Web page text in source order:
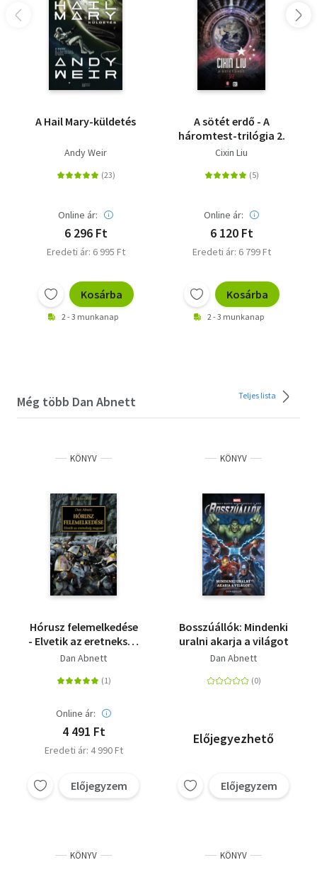
A Hail Mary-küldetés
Andy Weir
Online ár:
6 296 Ft
Eredeti ár: 6 995 Ft
Kosárba
2 - 3 munkanap
A sötét erdő - A
háromtest-trilógia 2.
Cixin Liu
Online ár:
6 120 Ft
Eredeti ár: 6 799 Ft
Kosárba
2 - 3 munkanap
Még több Dan Abnett Teljes lista
KÖNYV
Hórusz felemelkedése
- Elvetik az eretnekség
magvait
Dan Abnett
Online ár:
4 491 Ft
Eredeti ár: 4 990 Ft
Előjegyzem
KÖNYV
Bosszúállók: Mindenki
uralni akarja a világot
Dan Abnett
Előjegyezhető
Előjegyzem
KÖNYV KÖNYV